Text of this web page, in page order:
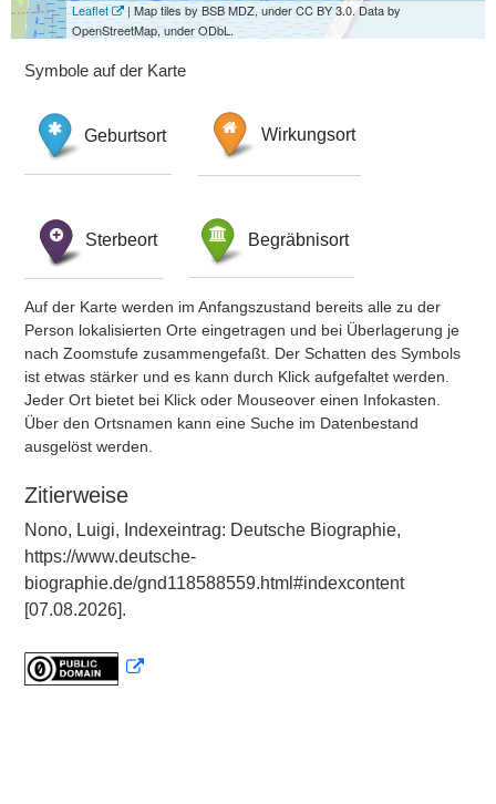
Leaflet
| Map tiles by BSB MDZ, under CC BY 3.0. Data by
OpenStreetMap, under ODbL.
Symbole auf der Karte
Geburtsort Wirkungsort
Sterbeort Begräbnisort
Auf der Karte werden im Anfangszustand bereits alle zu der
Person lokalisierten Orte eingetragen und bei Überlagerung je
nach Zoomstufe zusammengefaßt. Der Schatten des Symbols
ist etwas stärker und es kann durch Klick aufgefaltet werden.
Jeder Ort bietet bei Klick oder Mouseover einen Infokasten.
Über den Ortsnamen kann eine Suche im Datenbestand
ausgelöst werden.
Zitierweise
Nono, Luigi, Indexeintrag: Deutsche Biographie,
https://www.deutsche-
biographie.de/gnd118588559.html#indexcontent
[07.08.2026].